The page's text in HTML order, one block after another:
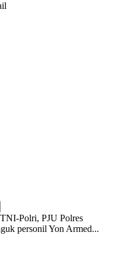
Polri, PJU Polres
personil Yon Armed...